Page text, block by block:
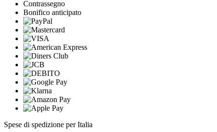
Contrassegno
Bonifico anticipato
Spese di spedizione per Italia